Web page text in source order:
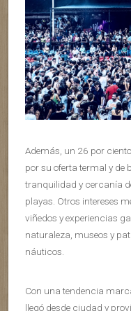
Además, un 26 por
por su oferta termal y de
tranquilidad y cercanía
playas. Otros intereses
viñedos y experiencias
naturaleza, museos y
náuticos.
Con una tendencia
llegó desde ciudad y